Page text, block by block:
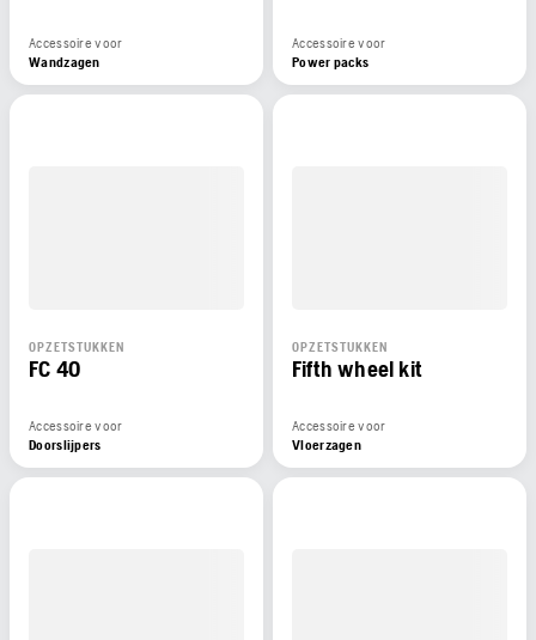
Accessoire voor
Wandzagen
Accessoire voor
Power packs
OPZETSTUKKEN
FC 40
Accessoire voor
Doorslijpers
OPZETSTUKKEN
Fifth wheel kit
Accessoire voor
Vloerzagen